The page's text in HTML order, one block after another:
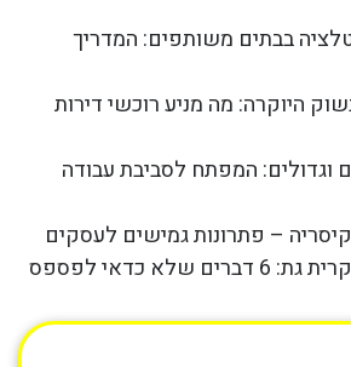
בבתים משותפים: המדריך
היוקרה: מה מניע רוכשי דירות
וגדולים: המפתח לסביבת עבודה
– פתרונות גמישים לעסקים
כדאי לפספס